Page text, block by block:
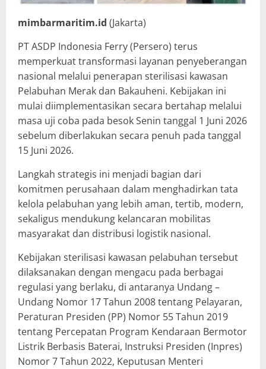
mimbarmaritim.id (Jakarta)
PT ASDP Indonesia Ferry (Persero) terus
memperkuat transformasi layanan penyeberangan
nasional melalui penerapan sterilisasi kawasan
Pelabuhan Merak dan Bakauheni. Kebijakan ini
mulai diimplementasikan secara bertahap melalui
masa uji coba pada besok Senin tanggal 1 Juni 2026
sebelum diberlakukan secara penuh pada tanggal
15 Juni 2026.
Langkah strategis ini menjadi bagian dari
komitmen perusahaan dalam menghadirkan tata
kelola pelabuhan yang lebih aman, tertib, modern,
sekaligus mendukung kelancaran mobilitas
masyarakat dan distribusi logistik nasional.
Kebijakan sterilisasi kawasan pelabuhan tersebut
dilaksanakan dengan mengacu pada berbagai
regulasi yang berlaku, di antaranya Undang –
Undang Nomor 17 Tahun 2008 tentang Pelayaran,
Peraturan Presiden (PP) Nomor 55 Tahun 2019
tentang Percepatan Program Kendaraan Bermotor
Listrik Berbasis Baterai, Instruksi Presiden (Inpres)
Nomor 7 Tahun 2022, Keputusan Menteri